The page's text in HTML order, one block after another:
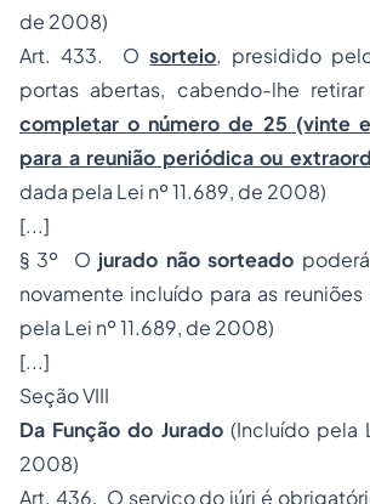
de 2008)
Art. 433. Osorteio, presidido
portas abertas, cabendo-lhe
completar o número de 25 (vinte
para a reunião periódica ou
dada pela Lei nº 11.689, de 2008)
[...]
§ 3º O jurado não sorteado
novamente incluído para as
pela Lei nº 11.689, de 2008)
[...]
Seção VIII
Da Função do Jurado(Incluído pela
2008)
Art. 436. O serviço do júri é